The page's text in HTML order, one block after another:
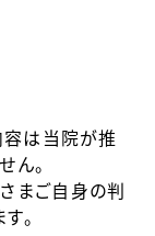
容は当院が推
ん。
まご自身の判
。